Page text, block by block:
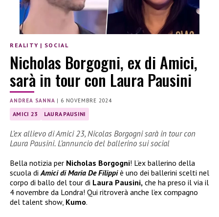
REALITY | SOCIAL
Nicholas Borgogni, ex di Amici,
sarà in tour con Laura Pausini
ANDREA SANNA | 6 NOVEMBRE 2024
AMICI 23 LAURA PAUSINI
L’ex allievo di Amici 23, Nicolas Borgogni sarà in tour con
Laura Pausini. L’annuncio del ballerino sui social
Bella notizia per Nicholas Borgogni! L’ex ballerino della
scuola di Amici di Maria De Filippiè uno dei ballerini scelti nel
corpo di ballo del tour di Laura Pausini, che ha preso il via il
4 novembre da Londra! Qui ritroverà anche l’ex compagno
del talent show, Kumo.